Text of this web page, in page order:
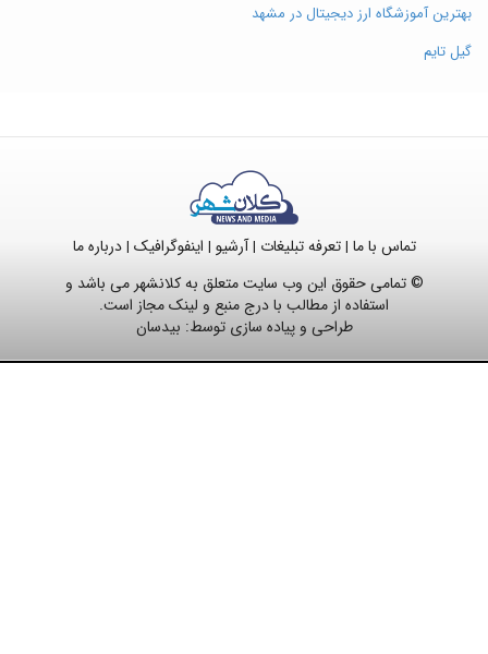
بهترین آموزشگاه ارز دیجیتال در مشهد
گیل تایم
تماس با ما |تعرفه تبلیغات |آرشیو | اینفوگرافیک |درباره ما
© تمامی حقوق این وب سایت متعلق به کلانشهر می باشد و
استفاده از مطالب با درج منبع و لینک مجاز است.
طراحی و پیاده سازی توسط: بیدسان